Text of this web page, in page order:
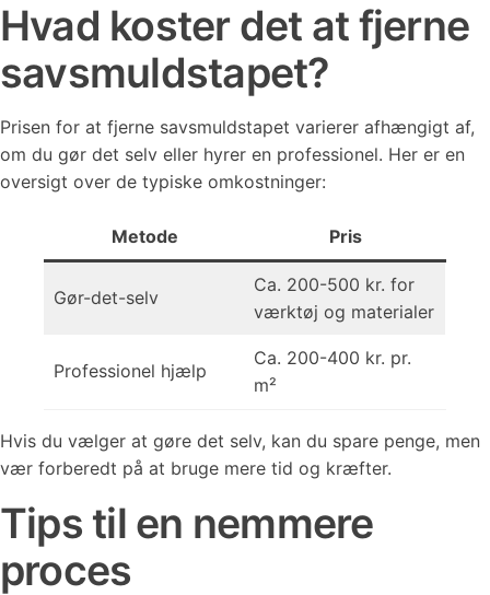
Hvad koster det at fjerne
savsmuldstapet?
Prisen for at fjerne savsmuldstapet varierer afhængigt af,
om du gør det selv eller hyrer en professionel. Her er en
oversigt over de typiske omkostninger:
Metode Pris
Gør-det-selv
Ca. 200-500 kr. for
værktøj og materialer
Professionel hjælp
Ca. 200-400 kr. pr.
m²
Hvis du vælger at gøre det selv, kan du spare penge, men
vær forberedt på at bruge mere tid og kræfter.
Tips til en nemmere
proces